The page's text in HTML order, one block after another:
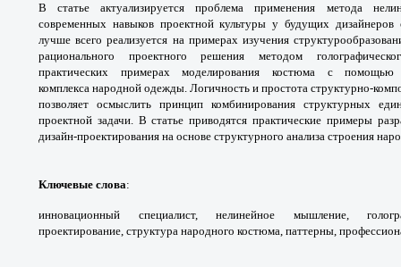
В статье актуализируетсяпроблема применения метода
современных навыков проектной культуры у будущих
лучше всего реализуется на примерах изучения
рационального проектного решения методом
практических примерах моделирования костюма с
комплекса народной одежды. Логичность и простота структурно-
позволяет осмыслить принцип комбинирования структурных
проектной задачи. В статье приводятся практические примеры
дизайн-проектирования на основе структурного анализа строения
Ключевые слова:
инновационный специалист, нелинейное мышление,
проектирование, структура народного костюма, паттерны,